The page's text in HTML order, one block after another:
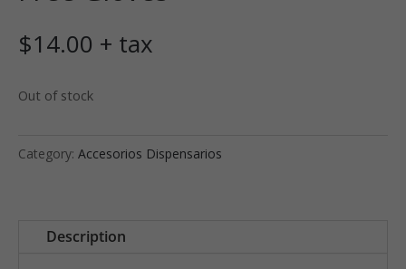
$14.00 + tax
Out of stock
Category: Accesorios Dispensarios
Description